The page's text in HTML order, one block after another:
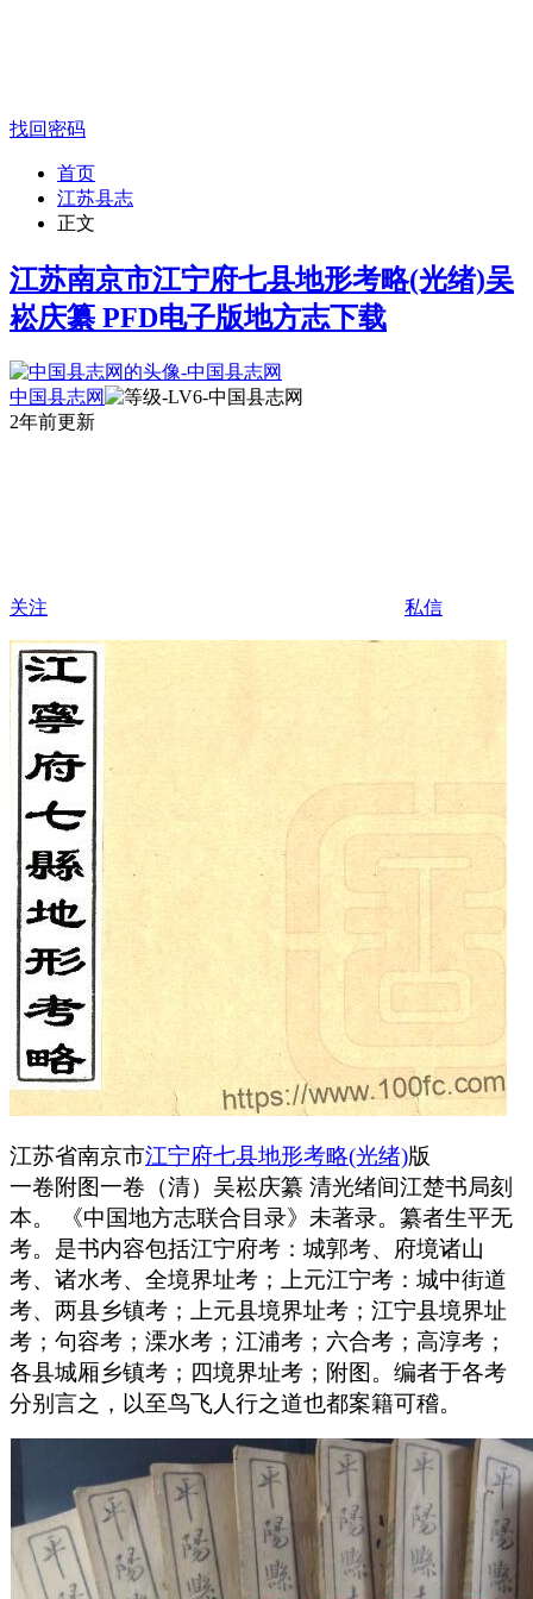
找回密码
首页
江苏县志
正文
江苏南京市江宁府七县地形考略(光绪)吴
崧庆纂 PFD电子版地方志下载
中国县志网
2年前更新
关注 私信
江苏省南京市江宁府七县地形考略(光绪)版
一卷附图一卷（清）吴崧庆纂 清光绪间江楚书局刻
本。 《中国地方志联合目录》未著录。纂者生平无
考。是书内容包括江宁府考：城郭考、府境诸山
考、诸水考、全境界址考；上元江宁考：城中街道
考、两县乡镇考；上元县境界址考；江宁县境界址
考；句容考；溧水考；江浦考；六合考；高淳考；
各县城厢乡镇考；四境界址考；附图。编者于各考
分别言之，以至鸟飞人行之道也都案籍可稽。